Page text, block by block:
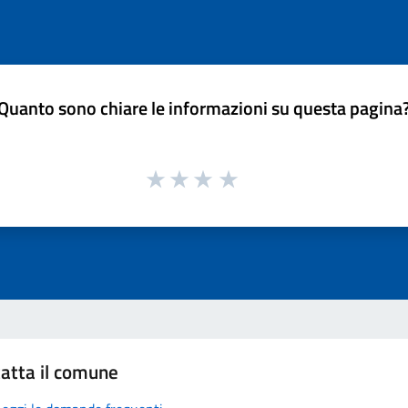
sono chiare le informazioni su questa
il comune